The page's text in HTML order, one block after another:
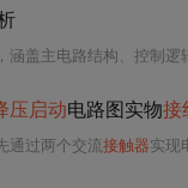
，涵盖主电路结构、控制逻辑
压启动电路图实物接
通过两个交流接触器实现